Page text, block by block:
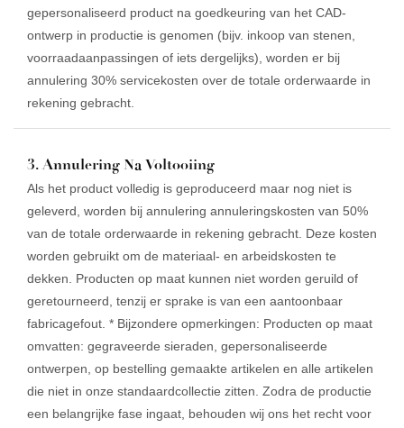
gepersonaliseerd product na goedkeuring van het CAD-
ontwerp in productie is genomen (bijv. inkoop van stenen,
voorraadaanpassingen of iets dergelijks), worden er bij
annulering 30% servicekosten over de totale orderwaarde in
rekening gebracht.
3. Annulering Na Voltooiing
Als het product volledig is geproduceerd maar nog niet is
geleverd, worden bij annulering annuleringskosten van 50%
van de totale orderwaarde in rekening gebracht. Deze kosten
worden gebruikt om de materiaal- en arbeidskosten te
dekken. Producten op maat kunnen niet worden geruild of
geretourneerd, tenzij er sprake is van een aantoonbaar
fabricagefout. * Bijzondere opmerkingen: Producten op maat
omvatten: gegraveerde sieraden, gepersonaliseerde
ontwerpen, op bestelling gemaakte artikelen en alle artikelen
die niet in onze standaardcollectie zitten. Zodra de productie
een belangrijke fase ingaat, behouden wij ons het recht voor